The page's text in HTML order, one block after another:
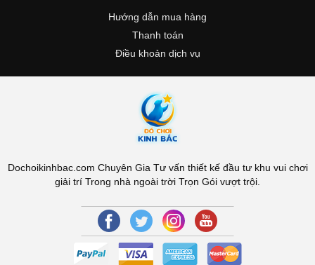
Hướng dẫn mua hàng
Thanh toán
Điều khoản dịch vụ
Dochoikinhbac.com Chuyên Gia Tư vấn thiết kế đầu tư khu vui chơi
giải trí Trong nhà ngoài trời Trọn Gói vượt trội.